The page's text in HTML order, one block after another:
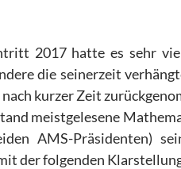
2017 hatte es sehr
die seinerzeit
kurzer Zeit
meistgelesene
AMS-Präsidenten)
der folgenden